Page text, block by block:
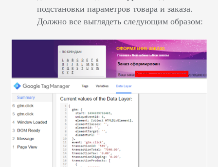
подстановки параметров товара и заказа.
Должно все выглядеть следующим образом: